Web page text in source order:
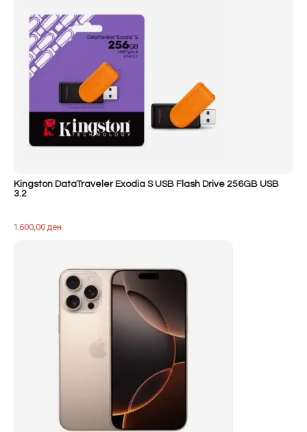
Kingston DataTraveler Exodia S USB Flash Drive 256GB USB
3.2
1.600,00ден